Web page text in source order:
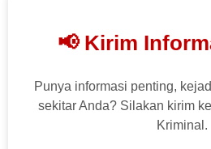
📢 Kirim
Punya informasi penting,
sekitar Anda? Silakan kirim
Kriminal.